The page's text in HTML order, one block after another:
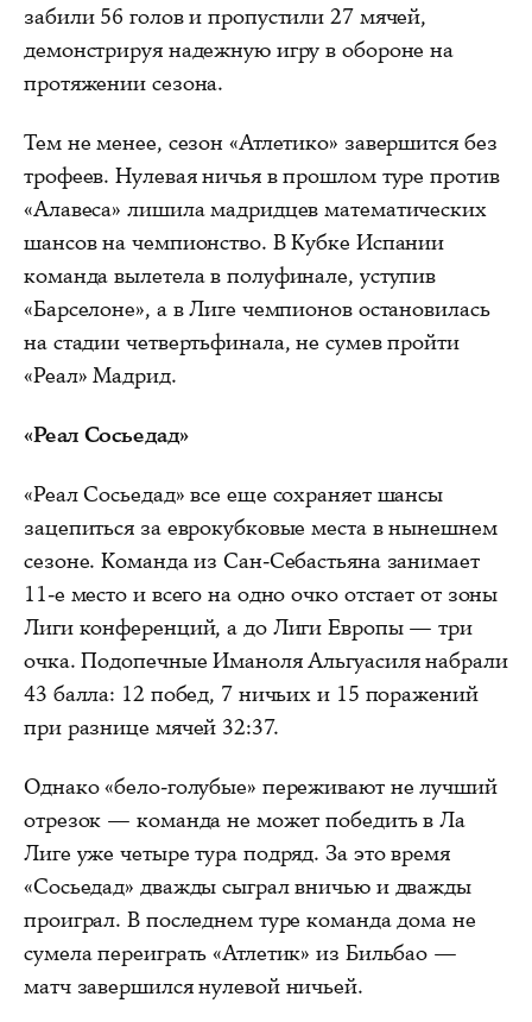
забили 56 голов и пропустили 27 мячей,
демонстрируя надежную игру в обороне на
протяжении сезона.
Тем не менее, сезон «Атлетико» завершится без
трофеев. Нулевая ничья в прошлом туре против
«Алавеса» лишила мадридцев математических
шансов на чемпионство. В Кубке Испании
команда вылетела в полуфинале, уступив
«Барселоне», а в Лиге чемпионов остановилась
на стадии четвертьфинала, не сумев пройти
«Реал» Мадрид.
«Реал Сосьедад»
«Реал Сосьедад» все еще сохраняет шансы
зацепиться за еврокубковые места в нынешнем
сезоне. Команда из Сан-Себастьяна занимает
11-е место и всего на одно очко отстает от зоны
Лиги конференций, а до Лиги Европы — три
очка. Подопечные Иманоля Альгуасиля набрали
43 балла: 12 побед, 7 ничьих и 15 поражений
при разнице мячей 32:37.
Однако «бело-голубые» переживают не лучший
отрезок — команда не может победить в Ла
Лиге уже четыре тура подряд. За это время
«Сосьедад» дважды сыграл вничью и дважды
проиграл. В последнем туре команда дома не
сумела переиграть «Атлетик» из Бильбао —
матч завершился нулевой ничьей.